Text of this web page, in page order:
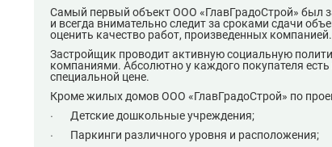
Самый первый объект ООО «ГлавГрадоСтрой» был
и всегда внимательно следит за сроками сдачи
оценить качество работ, произведенных компанией.
Застройщик проводит активную социальную
компаниями. Абсолютно у каждого покупателя
специальной цене.
Кроме жилых домов ООО «ГлавГрадоСтрой» по
· Детские дошкольные учреждения;
· Паркинги различного уровня и расположения;